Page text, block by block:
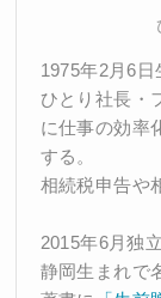
1975年2月6日
ひとり社長・
に仕事の効率
する。
相続税申告や
2015年6月独
静岡生まれで